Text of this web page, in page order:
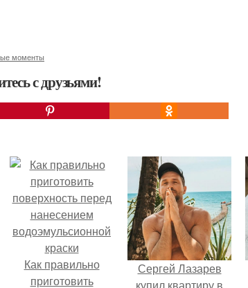
моменты
с друзьями!
Как правильно
приготовить
Сергей Лазарев